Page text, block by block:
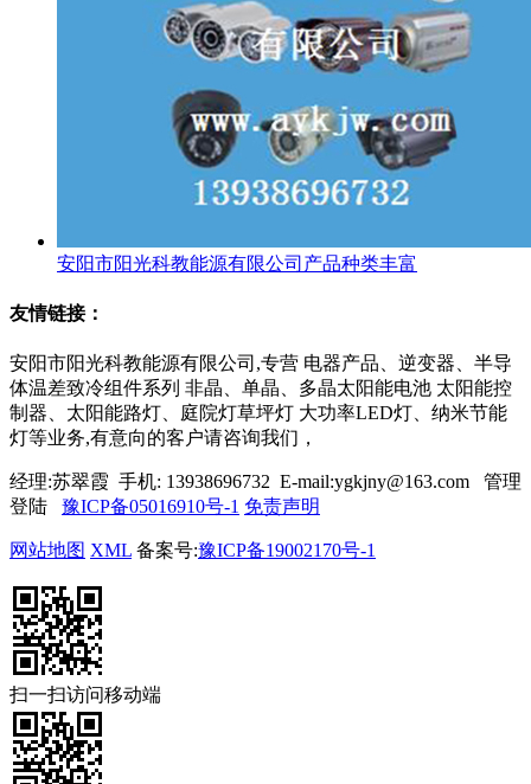
安阳市阳光科教能源有限公司产品种类丰富
友情链接：
安阳市阳光科教能源有限公司,专营 电器产品、逆变器、半导
体温差致冷组件系列 非晶、单晶、多晶太阳能电池 太阳能控
制器、太阳能路灯、庭院灯草坪灯 大功率LED灯、纳米节能
灯等业务,有意向的客户请咨询我们，
经理:苏翠霞 手机: 13938696732 E-mail:ygkjny@163.com 管理
登陆 豫ICP备05016910号-1 免责声明
网站地图 XML 备案号:豫ICP备19002170号-1
扫一扫访问移动端